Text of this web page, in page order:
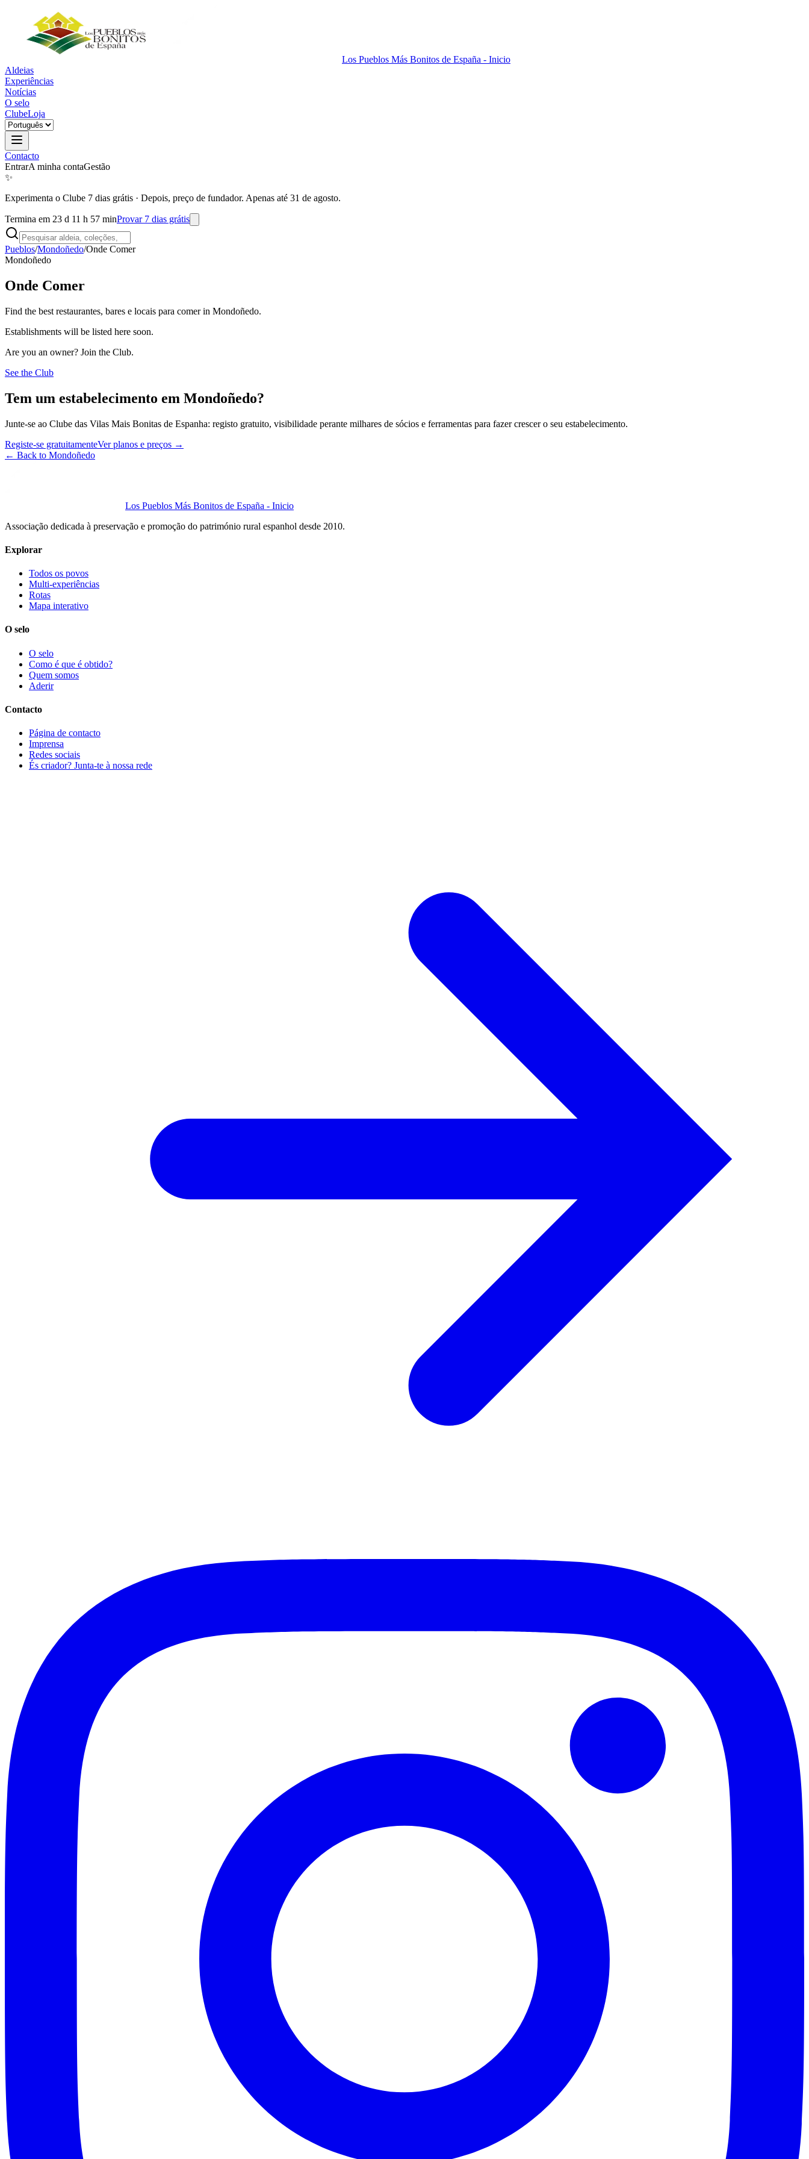
Los Pueblos Más Bonitos de España - Inicio
Aldeias
Experiências
Notícias
O selo
ClubeLoja
Contacto
EntrarA minha contaGestão
✨
Experimenta o Clube 7 dias grátis · Depois, preço de fundador. Apenas até 31 de agosto.
Termina em 23 d 11 h 57 minProvar 7 dias grátis
Pueblos/Mondoñedo/Onde Comer
Mondoñedo
Onde Comer
Find the best restaurantes, bares e locais para comer in Mondoñedo.
Establishments will be listed here soon.
Are you an owner? Join the Club.
See the Club
Tem um estabelecimento em Mondoñedo?
Junte-se ao Clube das Vilas Mais Bonitas de Espanha: registo gratuito, visibilidade perante milhares de sócios e ferramentas para fazer crescer o seu estabelecimento.
Registe-se gratuitamenteVer planos e preços →
← Back to Mondoñedo
Los Pueblos Más Bonitos de España - Inicio
Associação dedicada à preservação e promoção do património rural espanhol desde 2010.
Explorar
Todos os povos
Multi-experiências
Rotas
Mapa interativo
O selo
O selo
Como é que é obtido?
Quem somos
Aderir
Contacto
Página de contacto
Imprensa
Redes sociais
És criador? Junta-te à nossa rede